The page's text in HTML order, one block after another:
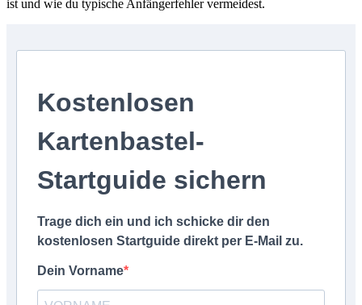
ist und wie du typische Anfängerfehler vermeidest.
Kostenlosen
Kartenbastel-
Startguide sichern
Trage dich ein und ich schicke dir den
kostenlosen Startguide direkt per E-Mail zu.
Dein Vorname